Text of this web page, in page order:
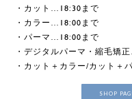
・カット…18:30まで
・カラー…18:00まで
・パーマ…18:00まで
・デジタルパーマ・縮毛矯
・カット＋カラー/カット＋
SHOP